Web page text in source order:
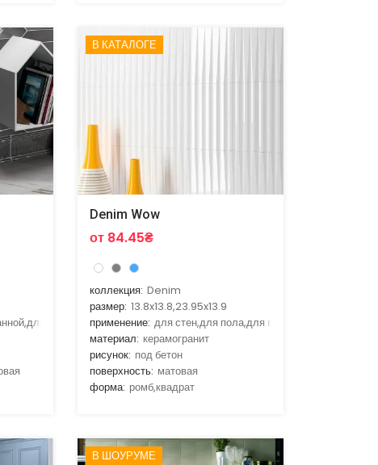
гостиной,для кухни
В КАТАЛОГЕ
Denim Wow
от 84.45₴
коллекция: Denim
размер: 13.8x13.8,23.95x13.9
применение: для стен,для пола,для ванной,для
материал: керамогранит
рисунок: под бетон
поверхность: матовая
форма: ромб,квадрат
В ШОУРУМЕ